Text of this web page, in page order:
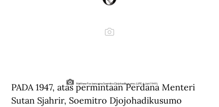
Matthew Fox bersama Soemitro Djojohadikusumo. (LIFE, 6 Juni 1949).
PADA 1947, atas permintaan Perdana Menteri
Sutan Sjahrir, Soemitro Djojohadikusumo